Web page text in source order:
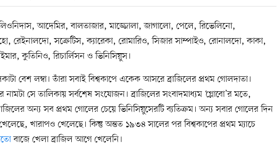
আদেমির, বালতাজার, মাজ্জোলা, জাগালো, পেলে, রিভেলিনো,
রেইনালদো, সক্রেটিস, ক্যারেকা, রোমারিও, সিজার সাম্পাইও, রোনালদো, কাকা,
কুতিনিও, রিচার্লিসন ও ভিনিসিয়ুস।
বেশ লম্বা। তাঁরা সবাই বিশ্বকাপে একেক আসরে ব্রাজিলের প্রথম গোলদাতা।
নামটা সে তালিকায় সর্বশেষ সংযোজন। ব্রাজিলের সংবাদমাধ্যম ‘গ্লোবো’র মতে,
অন্য সব প্রথম গোলের চেয়ে ভিনিসিয়ুসেরটি ব্যতিক্রম। অন্য সবার গোলের দিন
খারাপও খেলেছে। কিন্তু অন্তত ১৯৩৪ সালের পর বিশ্বকাপের প্রথম ম্যাচে
বাজে খেলা ব্রাজিল আগে খেলেনি।